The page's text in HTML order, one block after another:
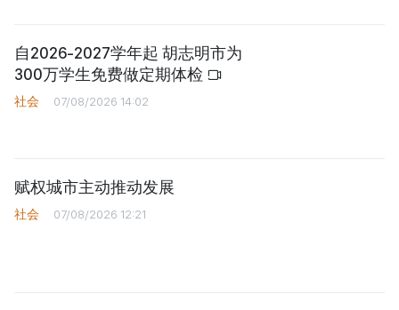
自2026-2027学年起 胡志明市为
300万学生免费做定期体检
社会 07/08/2026 14:02
赋权城市主动推动发展
社会 07/08/2026 12:21